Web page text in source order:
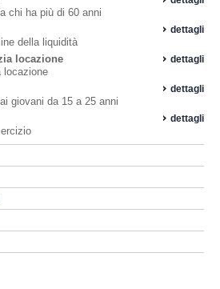
chi ha più di 60 anni
della liquidità
dettagli
locazione
locazione
dettagli
giovani da 15 a 25 anni
dettagli
dettagli